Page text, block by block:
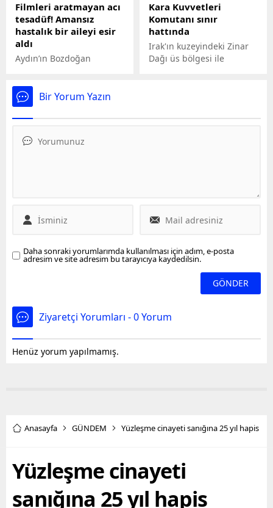
Filmleri aratmayan acı
tesadüf! Amansız
hastalık bir aileyi esir
aldı
Aydın’ın Bozdoğan
Dünya Kanser Günü’nde
kaybeden Esra Çelen, aynı
hastalığa yenik düşerek
kızın aynı hastalıkla
Kara Kuvvetleri
Komutanı sınır
hattında
Irak'ın kuzeyindeki Zinar
Dağı üs bölgesi ile
Bayraktaroğlu inceleme ve
Bir Yorum Yazın
Daha sonraki yorumlarımda kullanılması için adım, e-posta
adresim ve site adresim bu tarayıcıya kaydedilsin.
Ziyaretçi Yorumları - 0 Yorum
Henüz yorum yapılmamış.
Anasayfa GÜNDEM Yüzleşme cinayeti sanığına 25 yıl hapis
Yüzleşme cinayeti
sanığına 25 yıl hapis